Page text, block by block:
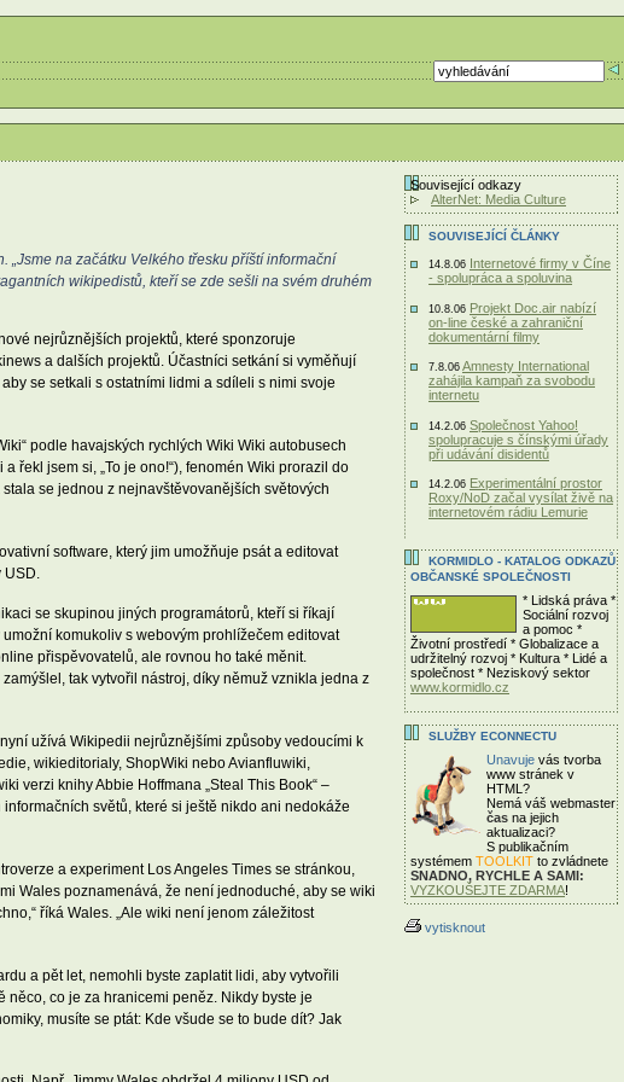
„Jsme na začátku Velkého třesku příští informační
wikipedistů, kteří se zde sešli na svém druhém
nejrůznějších projektů, které sponzoruje
a dalších projektů. Účastníci setkání si vyměňují
se setkali s ostatními lidmi a sdíleli s nimi svoje
podle havajských rychlých Wiki Wiki autobusech
řekl jsem si, „To je ono!“), fenomén Wiki prorazil do
se jednou z nejnavštěvovanějších světových
software, který jim umožňuje psát a editovat
se skupinou jiných programátorů, kteří si říkají
komukoliv s webovým prohlížečem editovat
přispěvovatelů, ale rovnou ho také měnit.
tak vytvořil nástroj, díky němuž vznikla jedna z
užívá Wikipedii nejrůznějšími způsoby vedoucími k
wikieditorialy, ShopWiki nebo Avianfluwiki,
verzi knihy Abbie Hoffmana „Steal This Book“ –
světů, které si ještě nikdo ani nedokáže
a experiment Los Angeles Times se stránkou,
Wales poznamenává, že není jednoduché, aby se wiki
říká Wales. „Ale wiki není jenom záležitost
a pět let, nemohli byste zaplatit lidi, aby vytvořili
něco, co je za hranicemi peněz. Nikdy byste je
musíte se ptát: Kde všude se to bude dít? Jak
Související odkazy
AlterNet: Media Culture
SOUVISEJÍCÍ ČLÁNKY
14.8.06 Internetové firmy v Číne
- spolupráca a spoluvina
10.8.06 Projekt Doc.air nabízí
on-line české a zahraniční
dokumentární filmy
7.8.06 Amnesty International
zahájila kampaň za svobodu
internetu
14.2.06 Společnost Yahoo!
spolupracuje s čínskými úřady
při udávání disidentů
14.2.06 Experimentální prostor
Roxy/NoD začal vysílat živě na
internetovém rádiu Lemurie
KORMIDLO - KATALOG ODKAZŮ
OBČANSKÉ SPOLEČNOSTI
* Lidská práva *
Sociální rozvoj
a pomoc *
Životní prostředí * Globalizace a
udržitelný rozvoj * Kultura * Lidé a
společnost * Neziskový sektor
www.kormidlo.cz
SLUŽBY ECONNECTU
Unavuje vás tvorba
www stránek v
HTML?
Nemá váš webmaster
čas na jejich
aktualizaci?
S publikačním
systémem TOOLKIT to zvládnete
SNADNO, RYCHLE A SAMI:
VYZKOUŠEJTE ZDARMA!
vytisknout